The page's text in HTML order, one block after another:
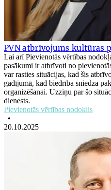
PVN atbrīvojums kultūras
Lai arī Pievienotās vērtības
pasākumi ir atbrīvoti no
var rasties situācijas, kad šis
gadījumā, kad biedrība sniedza
organizēšanai. Uzziņu par šo
dienests.
Pievienotās vērtības nodoklis
•
20.10.2025